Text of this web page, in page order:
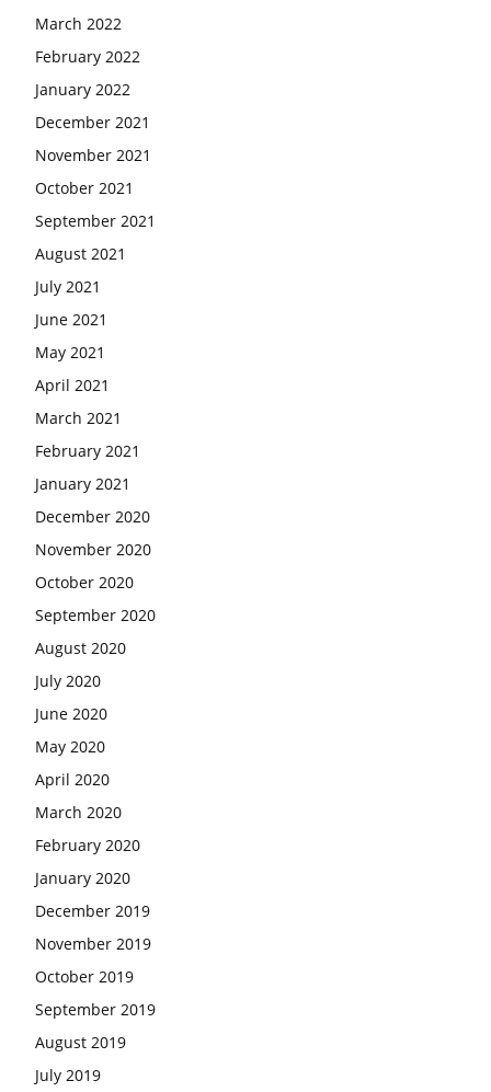
March 2022
February 2022
January 2022
December 2021
November 2021
October 2021
September 2021
August 2021
July 2021
June 2021
May 2021
April 2021
March 2021
February 2021
January 2021
December 2020
November 2020
October 2020
September 2020
August 2020
July 2020
June 2020
May 2020
April 2020
March 2020
February 2020
January 2020
December 2019
November 2019
October 2019
September 2019
August 2019
July 2019